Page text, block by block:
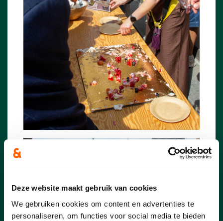
Deze website maakt gebruik van cookies
We gebruiken cookies om content en advertenties te
personaliseren, om functies voor social media te bieden